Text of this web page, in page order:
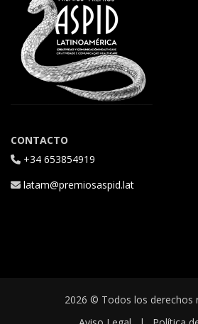
CONTACTO
+34 653854919
latam@premiosaspid.lat
2026 © Todos los derechos